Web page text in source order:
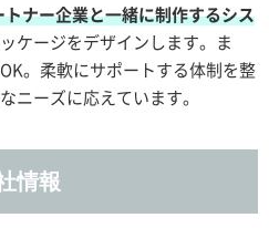
ナー企業と一緒に制作するシス
ケージをデザインします。ま
。柔軟にサポートする体制を整
ニーズに応えています。
情報